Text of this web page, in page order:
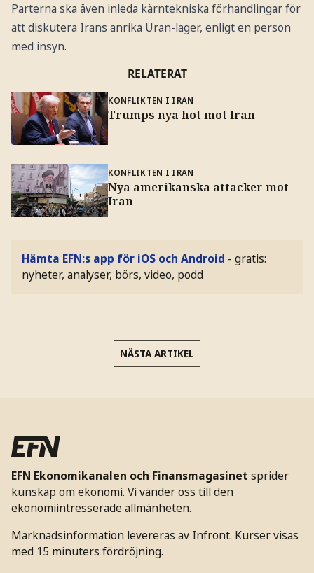
Parterna ska även inleda kärntekniska förhandlingar för
att diskutera Irans anrika Uran-lager, enligt en person
med insyn.
RELATERAT
KONFLIKTEN I IRAN
Trumps nya hot mot Iran
KONFLIKTEN I IRAN
Nya amerikanska attacker mot
Iran
Hämta EFN:s app för iOS och Android - gratis:
nyheter, analyser, börs, video, podd
NÄSTA ARTIKEL
EFN Ekonomikanalen och Finansmagasinet sprider
kunskap om ekonomi. Vi vänder oss till den
ekonomiintresserade allmänheten.
Marknadsinformation levereras av Infront. Kurser visas
med 15 minuters fördröjning.